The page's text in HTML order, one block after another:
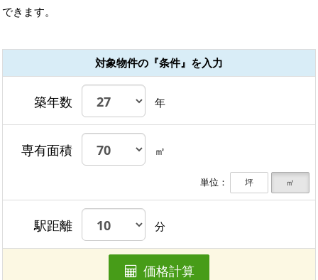
できます。
対象物件の『条件』を入力
築年数 年
専有面積 ㎡
単位： 坪 ㎡
駅距離 分
価格計算